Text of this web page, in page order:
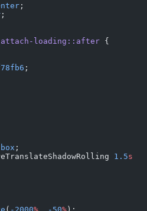
;
;
attach-loading::after
{
;
;
1.5s